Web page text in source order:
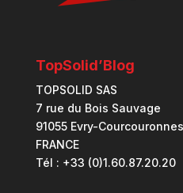
TopSolid’Blog
TOPSOLID SAS
7 rue du Bois Sauvage
91055 Evry-Courcouronnes
FRANCE
Tél : +33 (0)1.60.87.20.20